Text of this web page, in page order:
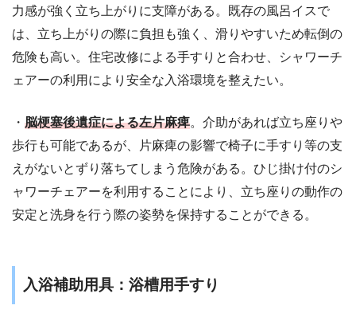
力感が強く立ち上がりに支障がある。既存の風呂イスで
は、立ち上がりの際に負担も強く、滑りやすいため転倒の
危険も高い。住宅改修による手すりと合わせ、シャワーチ
ェアーの利用により安全な入浴環境を整えたい。
・ 脳梗塞後遺症による左片麻痺。介助があれば立ち座りや
歩行も可能であるが、片麻痺の影響で椅子に手すり等の支
えがないとずり落ちてしまう危険がある。ひじ掛け付のシ
ャワーチェアーを利用することにより、立ち座りの動作の
安定と洗身を行う際の姿勢を保持することができる。
入浴補助用具：浴槽用手すり